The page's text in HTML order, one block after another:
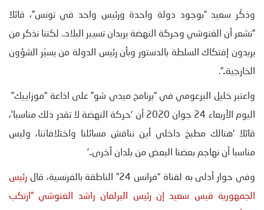
وذكّر سعيد ”بوجود دولة واحدة ورئيس واحد في تونس”، قائلا
”نشعر أن الغنوشي وحركة النهضة يريدان تسيير البلاد.. لكننا نذكر من
يريدون إفتكاك السلطة بالدستور وبأن رئيس الدولة من يسيّر الشؤون
الخارجية..”.
واعتبر خليل البرعومي في “برنامج ميدي شو” على اذاعة “موزاييك”
اليوم الأربعاء 24 جوان 2020 أن ‘حركة النهضة لا تقدر ذلك مناسبا’،
قائلا ‘هنالك مطبخ داخلي أين نناقش مسائلنا واختلافاتنا، وليس
مناسبا أن نهاجم بعضنا البعض من بلدان أخرى..’
وفي حوار أدلى به لقناة “فرانس 24” الناطقة بالفرنسية، قال
رئيس
الجمهورية قيس سعيد إن رئيس البرلمان راشد الغنوشي ”ارتكب